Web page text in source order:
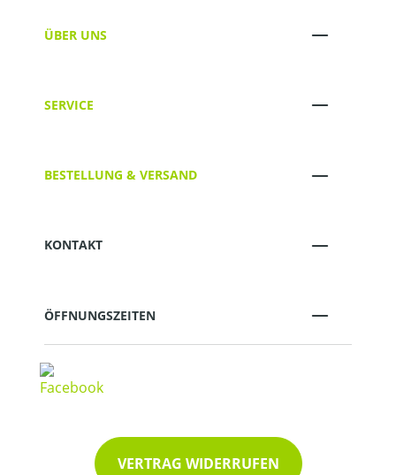
ÜBER UNS
SERVICE
BESTELLUNG & VERSAND
KONTAKT
ÖFFNUNGSZEITEN
VERTRAG WIDERRUFEN